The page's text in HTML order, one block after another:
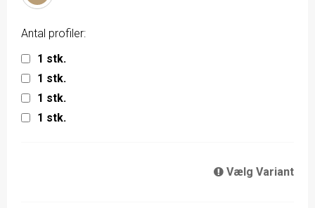
Antal profiler:
1 stk.
1 stk.
1 stk.
1 stk.
Vælg Variant